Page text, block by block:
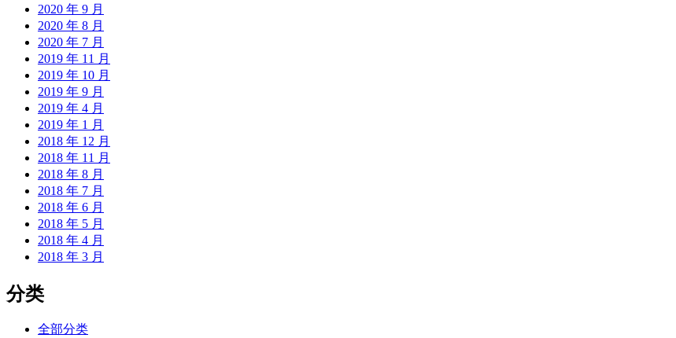
2020 年 9 月
2020 年 8 月
2020 年 7 月
2019 年 11 月
2019 年 10 月
2019 年 9 月
2019 年 4 月
2019 年 1 月
2018 年 12 月
2018 年 11 月
2018 年 8 月
2018 年 7 月
2018 年 6 月
2018 年 5 月
2018 年 4 月
2018 年 3 月
分类
全部分类